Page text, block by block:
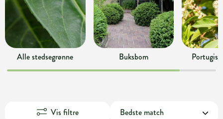
Alle stedsegrønne Buksbom
Vis filtre